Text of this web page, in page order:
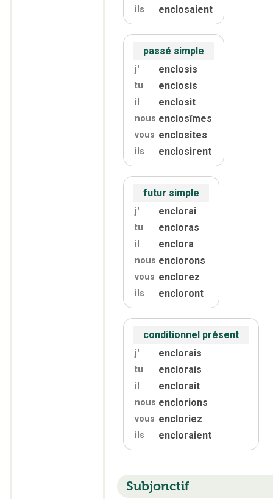
ils enclosaient
passé simple
j' enclosis
tu enclosis
il enclosit
nous enclosîmes
vous enclosîtes
ils enclosirent
futur simple
j' enclorai
tu encloras
il enclora
nous enclorons
vous enclorez
ils encloront
conditionnel présent
j' enclorais
tu enclorais
il enclorait
nous enclorions
vous encloriez
ils encloraient
Subjonctif